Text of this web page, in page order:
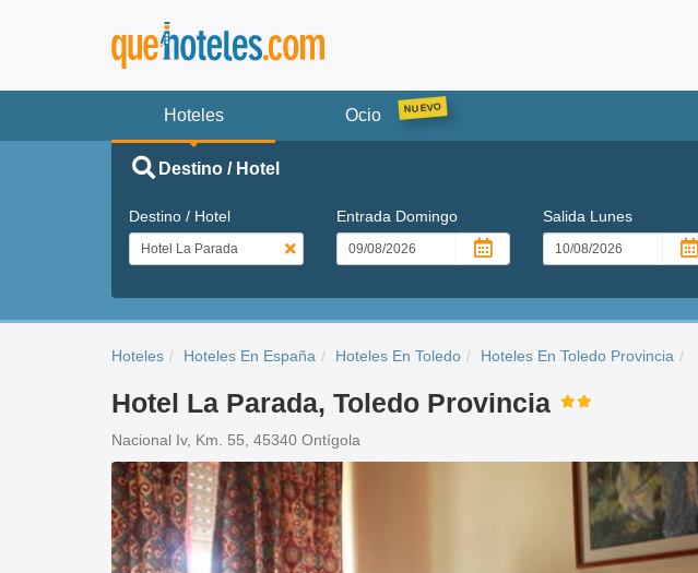
Hoteles Ocio
Destino / Hotel
Destino / Hotel Entrada Domingo Salida Lunes
Hoteles Hoteles En España Hoteles En Toledo Hoteles En Toledo Provincia
Hotel La Parada, Toledo Provincia
Nacional Iv, Km. 55, 45340 Ontígola